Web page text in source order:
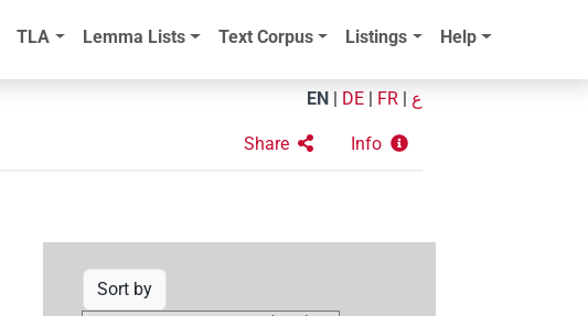
TLA Lemma Lists Text Corpus Listings Help
EN DE FR ع
Share Info
Sort by